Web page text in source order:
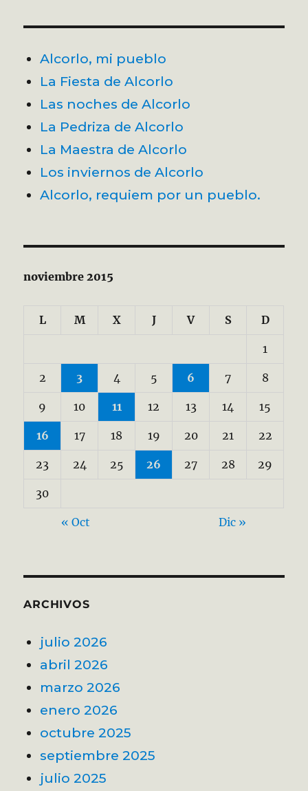
Alcorlo, mi pueblo
La Fiesta de Alcorlo
Las noches de Alcorlo
La Pedriza de Alcorlo
La Maestra de Alcorlo
Los inviernos de Alcorlo
Alcorlo, requiem por un pueblo.
noviembre 2015
L M X J V S D
1
2 3 4 5 6 7 8
9 10 11 12 13 14 15
16 17 18 19 20 21 22
23 24 25 26 27 28 29
30
« Oct Dic »
ARCHIVOS
julio 2026
abril 2026
marzo 2026
enero 2026
octubre 2025
septiembre 2025
julio 2025